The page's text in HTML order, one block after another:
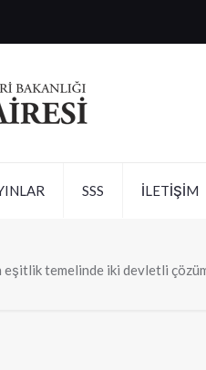
SSS İLETİŞİM
eşitlik temelinde iki devletli